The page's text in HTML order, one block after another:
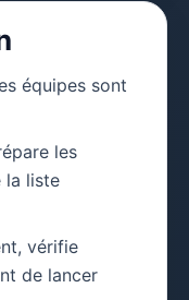
équipes sont
les
la liste
vérifie
de lancer